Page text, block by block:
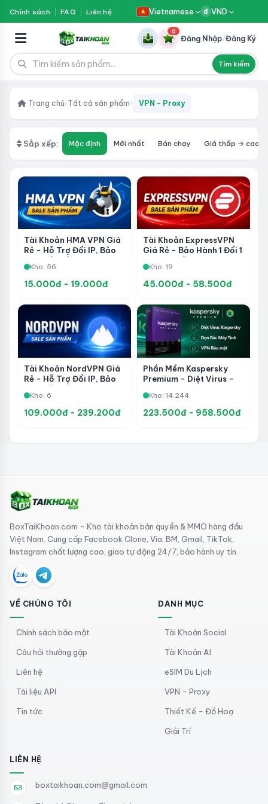
Chính sách FAQ Liên hệ Vietnamese đ VND
Tìm kiếm
0
Đăng Nhập/Đăng Ký
Trang chủ›Tất cả sản phẩm› VPN - Proxy
Sắp xếp: Mặc định Mới nhất Bán chạy Giá thấp → cao
Tài Khoản HMA VPN Giá
Rẻ - Hỗ Trợ Đổi IP, Bảo
Riêng Tư
Kho: 56
15.000đ - 19.000đ
Tài Khoản ExpressVPN
Giá Rẻ - Bảo Hành 1 Đổi 1
Dụng
Kho: 19
45.000đ - 58.500đ
Tài Khoản NordVPN Giá
Rẻ - Hỗ Trợ Đổi IP, Bảo
Riêng Tư
Kho: 6
109.000đ - 239.200đ
Phần Mềm Kaspersky
Premium - Diệt Virus -
Quyền Riêng Tư
Kho: 14.244
223.500đ - 958.500đ
BoxTaiKhoan.com - Kho tài khoản bản quyền & MMO hàng đầu
Việt Nam. Cung cấp Facebook Clone, Via, BM, Gmail, TikTok,
Instagram chất lượng cao, giao tự động 24/7, bảo hành uy tín.
VỀ CHÚNG TÔI
Chính sách bảo mật
Câu hỏi thường gặp
Liên hệ
Tài liệu API
Tin tức
DANH MỤC
Tài Khoản Social
Tài Khoản AI
eSIM Du Lịch
VPN - Proxy
Thiết Kế - Đồ Hoạ
Giải Trí
LIÊN HỆ
boxtaikhoan.com@gmail.com